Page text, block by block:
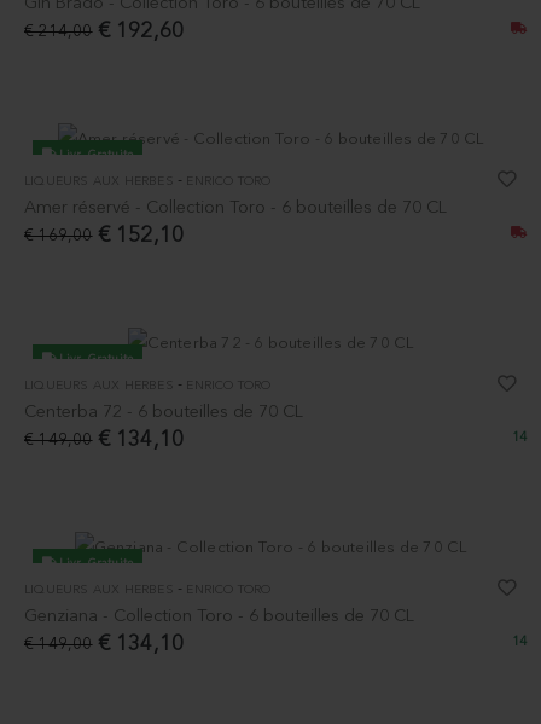
€ 192,60
€ 214,00
Livr. Gratuite
LIQUEURS AUX HERBES - ENRICO TORO
Amer réservé - Collection Toro - 6 bouteilles de 70 CL
€ 152,10
€ 169,00
Livr. Gratuite
LIQUEURS AUX HERBES - ENRICO TORO
Centerba 72 - 6 bouteilles de 70 CL
€ 134,10
€ 149,00 14
Livr. Gratuite
LIQUEURS AUX HERBES - ENRICO TORO
Genziana - Collection Toro - 6 bouteilles de 70 CL
€ 134,10
€ 149,00 14